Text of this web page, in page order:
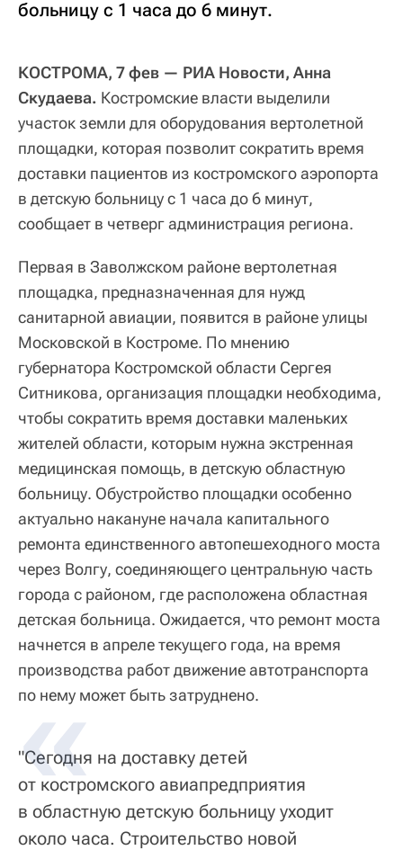
больницу с 1 часа до 6 минут.
КОСТРОМА, 7 фев — РИА Новости, Анна
Скудаева. Костромские власти выделили
участок земли для оборудования вертолетной
площадки, которая позволит сократить время
доставки пациентов из костромского аэропорта
в детскую больницу с 1 часа до 6 минут,
сообщает в четверг администрация региона.
Первая в Заволжском районе вертолетная
площадка, предназначенная для нужд
санитарной авиации, появится в районе улицы
Московской в Костроме. По мнению
губернатора Костромской области Сергея
Ситникова, организация площадки необходима,
чтобы сократить время доставки маленьких
жителей области, которым нужна экстренная
медицинская помощь, в детскую областную
больницу. Обустройство площадки особенно
актуально накануне начала капитального
ремонта единственного автопешеходного моста
через Волгу, соединяющего центральную часть
города с районом, где расположена областная
детская больница. Ожидается, что ремонт моста
начнется в апреле текущего года, на время
производства работ движение автотранспорта
по нему может быть затруднено.
"Сегодня на доставку детей
от костромского авиапредприятия
в областную детскую больницу уходит
около часа. Строительство новой